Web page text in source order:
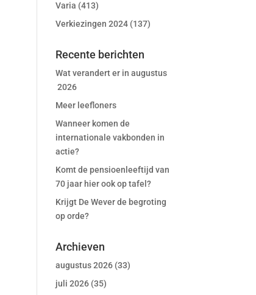
Varia (413)
Verkiezingen 2024 (137)
Recente berichten
Wat verandert er in augustus
2026
Meer leefloners
Wanneer komen de
internationale vakbonden in
actie?
Komt de pensioenleeftijd van
70 jaar hier ook op tafel?
Krijgt De Wever de begroting
op orde?
Archieven
augustus 2026 (33)
juli 2026 (35)